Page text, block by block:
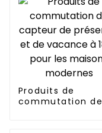
Produits de
commutation de